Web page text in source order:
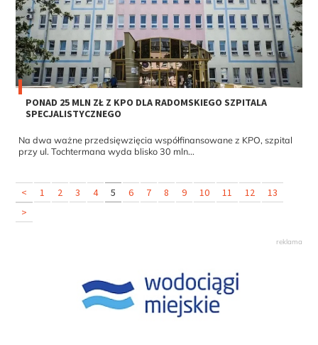
PONAD 25 MLN ZŁ Z KPO DLA RADOMSKIEGO SZPITALA
SPECJALISTYCZNEGO
Na dwa ważne przedsięwzięcia współfinansowane z KPO, szpital
przy ul. Tochtermana wyda blisko 30 mln...
< 1 2 3 4 5 6 7 8 9 10 11 12
13
>